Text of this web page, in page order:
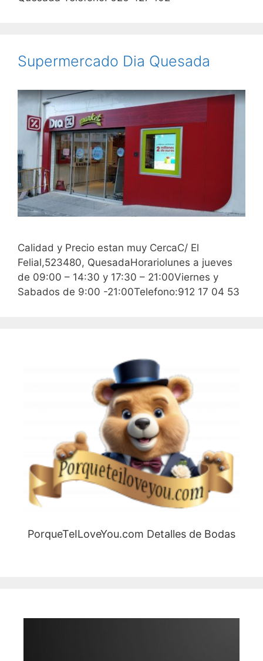
Supermercado Dia Quesada
Calidad y Precio estan muy CercaC/ El
Felial,523480, QuesadaHorariolunes a jueves
de 09:00 – 14:30 y 17:30 – 21:00Viernes y
Sabados de 9:00 -21:00Telefono:912 17 04 53
PorqueTeILoveYou.com Detalles de Bodas